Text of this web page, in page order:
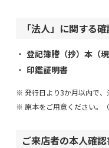
「法人」に関する
登記簿謄（抄）本（
印鑑証明書
発行日より3か月以内で
原本をご用意ください。
ご来店者の本人確